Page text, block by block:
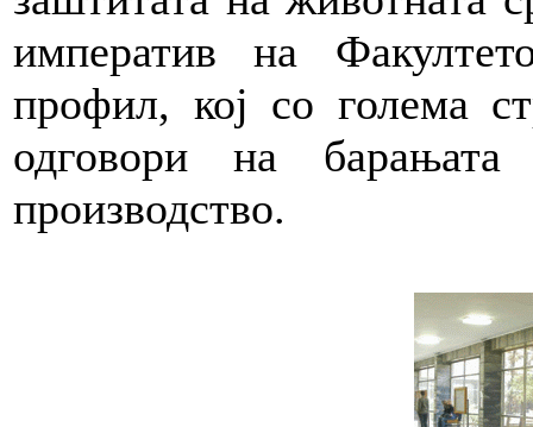
императив на
профил, кој со голема
одговори на барањата
производство.